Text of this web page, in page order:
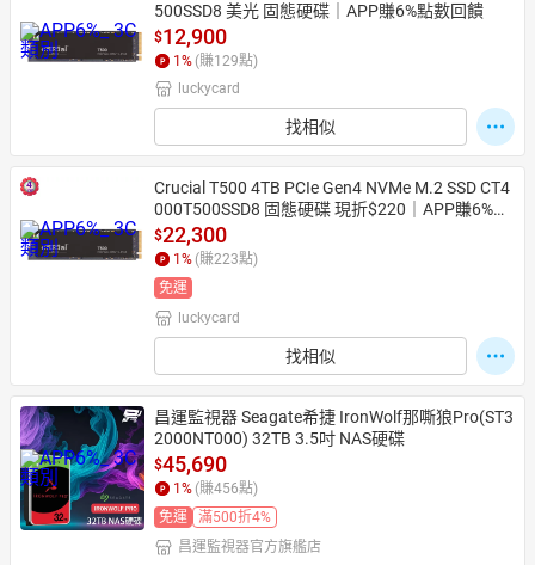
500SSD8 美光 固態硬碟｜APP賺6%點數回饋
$12,900
1 % (賺129點)
luckycard
找相似
Crucial T500 4TB PCIe Gen4 NVMe M.2 SSD CT4
000T500SSD8 固態硬碟 現折$220｜APP賺6%點
數回饋
$22,300
1 % (賺223點)
免運
luckycard
找相似
昌運監視器 Seagate希捷 IronWolf那嘶狼Pro(ST3
2000NT000) 32TB 3.5吋 NAS硬碟
$45,690
1 % (賺456點)
免運
滿500折4%
昌運監視器官方旗艦店